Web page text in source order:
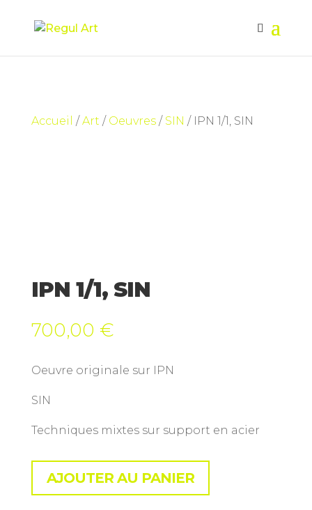
Accueil / Art / Oeuvres/ SIN / IPN 1/1, SIN
IPN 1/1, SIN
700,00 €
Oeuvre originale sur IPN
SIN
Techniques mixtes sur support en acier
AJOUTER AU PANIER